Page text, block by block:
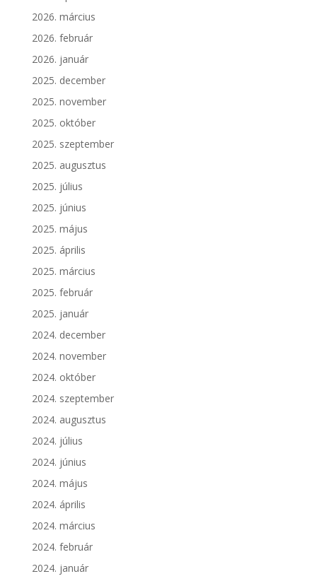
2026. március
2026. február
2026. január
2025. december
2025. november
2025. október
2025. szeptember
2025. augusztus
2025. július
2025. június
2025. május
2025. április
2025. március
2025. február
2025. január
2024. december
2024. november
2024. október
2024. szeptember
2024. augusztus
2024. július
2024. június
2024. május
2024. április
2024. március
2024. február
2024. január